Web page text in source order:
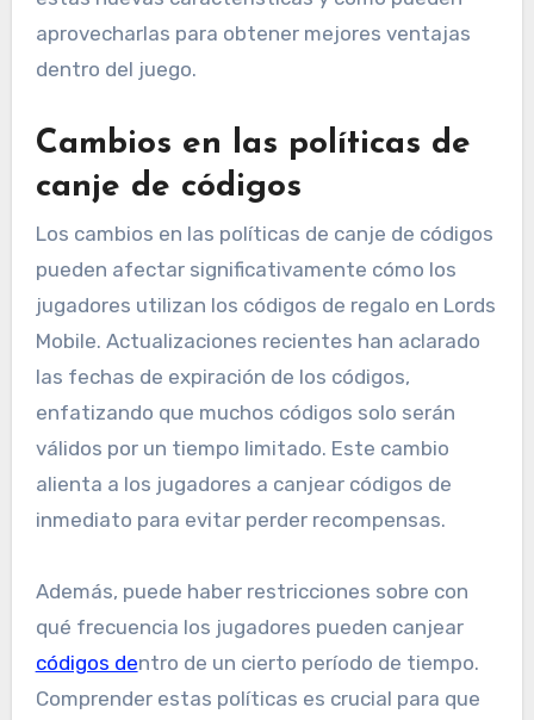
aprovecharlas para obtener mejores ventajas
dentro del juego.
Cambios en las políticas de
canje de códigos
Los cambios en las políticas de canje de códigos
pueden afectar significativamente cómo los
jugadores utilizan los códigos de regalo en Lords
Mobile. Actualizaciones recientes han aclarado
las fechas de expiración de los códigos,
enfatizando que muchos códigos solo serán
válidos por un tiempo limitado. Este cambio
alienta a los jugadores a canjear códigos de
inmediato para evitar perder recompensas.
Además, puede haber restricciones sobre con
qué frecuencia los jugadores pueden canjear
códigos dentro de un cierto período de tiempo.
Comprender estas políticas es crucial para que